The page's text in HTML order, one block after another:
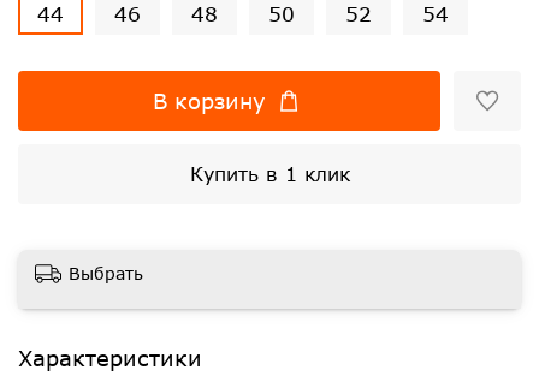
44 46 48 50 52 54
В корзину
Купить в 1 клик
Выбрать
Характеристики